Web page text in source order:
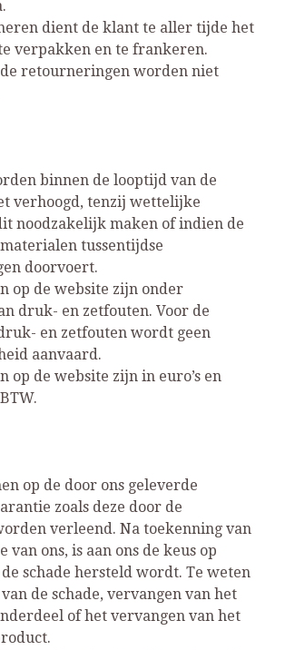
dient de klant te aller tijde het
verpakken en te frankeren.
retourneringen worden niet
binnen de looptijd van de
verhoogd, tenzij wettelijke
noodzakelijk maken of indien de
tussentijdse
doorvoert.
op de website zijn onder
druk- en zetfouten. Voor de
en zetfouten wordt geen
aanvaard.
op de website zijn in euro’s en
op de door ons geleverde
zoals deze door de
verleend. Na toekenning van
van ons, is aan ons de keus op
schade hersteld wordt. Te weten
de schade, vervangen van het
of het vervangen van het